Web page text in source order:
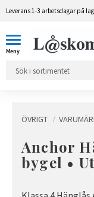
Leverans 1-3 arbetsdagar på
ÖVRIGT
Anchor
bygel •